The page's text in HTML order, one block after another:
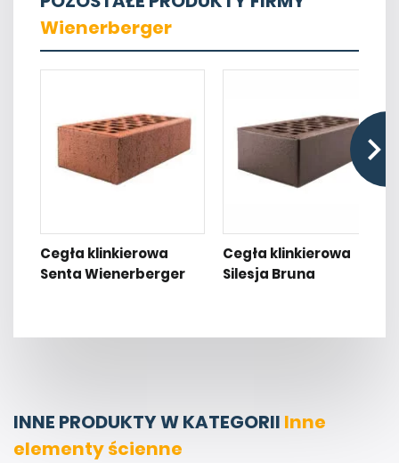
Wienerberger
Cegła klinkierowa
Senta Wienerberger
Cegła klinkierowa
Silesja Bruna
INNE PRODUKTY W KATEGORII Inne
elementy ścienne